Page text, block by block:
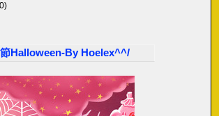
Halloween-By Hoelex^^/